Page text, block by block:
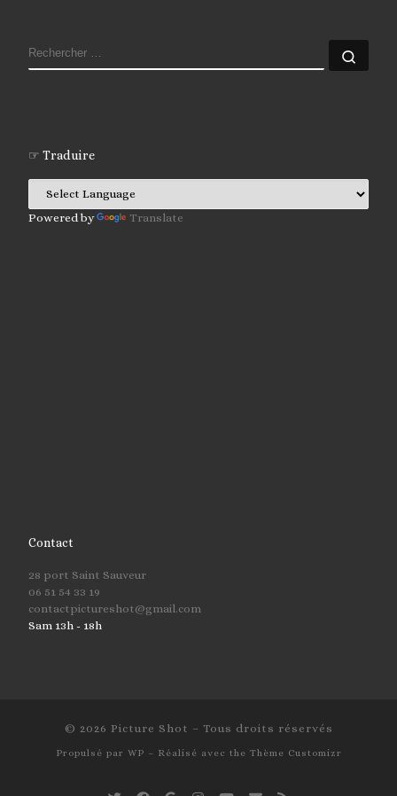
RECHERCHER
☞ Traduire
Powered by Translate
Contact
28 port Saint Sauveur
06 51 54 33 19
contactpictureshot@gmail.com
Sam 13h - 18h
© 2026 Picture Shot – Tous droits réservés
Propulsé par WP – Réalisé avec the Thème Customizr